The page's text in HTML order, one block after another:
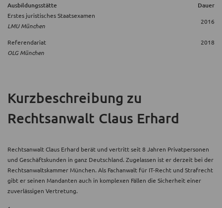
Ausbildungsstätte Dauer
Erstes juristisches Staatsexamen
LMU München
2016
Referendariat
OLG München
2018
Kurzbeschreibung zu
Rechtsanwalt Claus Erhard
Rechtsanwalt Claus Erhard berät und vertritt seit 8 Jahren Privatpersonen
und Geschäftskunden in ganz Deutschland. Zugelassen ist er derzeit bei der
Rechtsanwaltskammer München. Als Fachanwalt für IT-Recht und Strafrecht
gibt er seinen Mandanten auch in komplexen Fällen die Sicherheit einer
zuverlässigen Vertretung.